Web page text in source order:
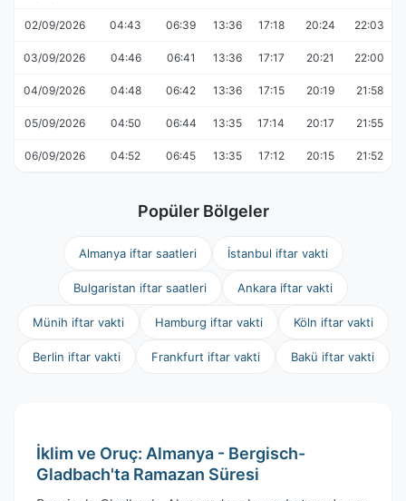
02/09/2026 04:43 06:39 13:36 17:18 20:24 22:03
03/09/2026 04:46 06:41 13:36 17:17 20:21 22:00
04/09/2026 04:48 06:42 13:36 17:15 20:19 21:58
05/09/2026 04:50 06:44 13:35 17:14 20:17 21:55
06/09/2026 04:52 06:45 13:35 17:12 20:15 21:52
Popüler Bölgeler
Almanya iftar saatleri İstanbul iftar vakti
Bulgaristan iftar saatleri Ankara iftar vakti
Münih iftar vakti Hamburg iftar vakti Köln iftar vakti
Berlin iftar vakti Frankfurt iftar vakti Bakü iftar vakti
İklim ve Oruç: Almanya - Bergisch-
Gladbach'ta Ramazan Süresi